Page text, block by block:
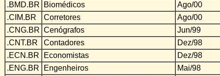
.BMD.BR
Biomédicos
Ago/00
.CIM.BR
Corretores
Ago/00
.CNG.BR Cenógrafos
Jun/99
.CNT.BR
Contadores
Dez/98
.ECN.BR
Economistas
Dez/98
.ENG.BR
Engenheiros
Mai/98